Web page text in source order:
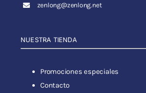
zenlong@zenlong.net
NUESTRA TIENDA
Promociones especiales
Contacto